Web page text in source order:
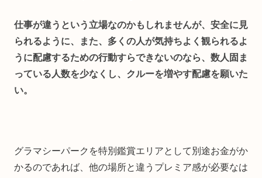
仕事が違うという立場なのかもしれませんが、安全に見
られるように、また、多くの人が気持ちよく観られるよ
うに配慮するための行動すらできないのなら、数人固ま
っている人数を少なくし、クルーを増やす配慮を願いた
い。
グラマシーパークを特別鑑賞エリアとして別途お金がか
かるのであれば、他の場所と違うプレミア感が必要なは